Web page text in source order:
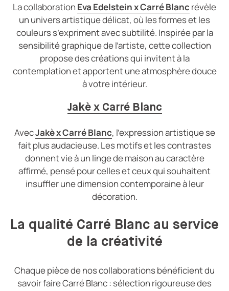
La collaboration Eva Edelstein x Carré Blanc révèle
un univers artistique délicat, où les formes et les
couleurs s’expriment avec subtilité. Inspirée par la
sensibilité graphique de l’artiste, cette collection
propose des créations qui invitent à la
contemplation et apportent une atmosphère douce
à votre intérieur.
Jakè x Carré Blanc
AvecJakè x Carré Blanc, l’expression artistique se
fait plus audacieuse. Les motifs et les contrastes
donnent vie à un linge de maison au caractère
affirmé, pensé pour celles et ceux qui souhaitent
insuffler une dimension contemporaine à leur
décoration.
La qualité Carré Blanc au service
de la créativité
Chaque pièce de nos collaborations bénéficient du
savoir faire Carré Blanc : sélection rigoureuse des